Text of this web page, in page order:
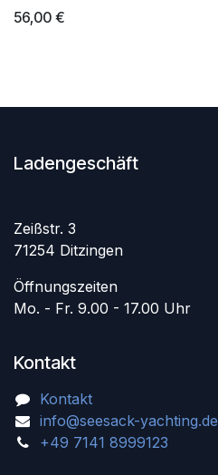
56,00 €
Ladengeschäft
Zeißstr. 3
71254 Ditzingen
Öffnungszeiten
Mo. - Fr. 9.00 - 17.00 Uhr
Kontakt
Kontakt
info@seesack-yachting.de
+49 7141 8999123